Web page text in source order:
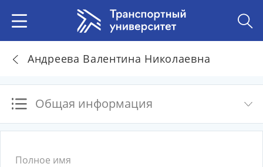
Андреева Валентина Николаевна
Общая информация
Полное имя